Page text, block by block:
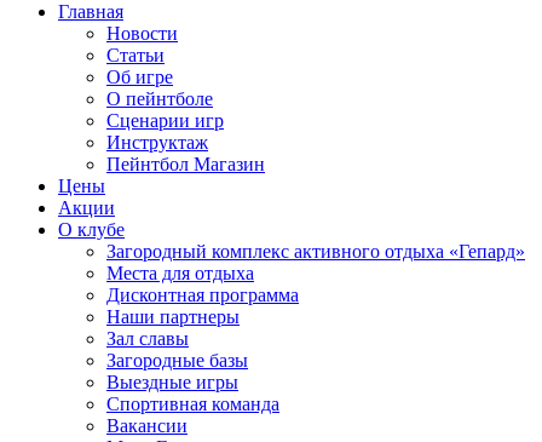
Главная
Новости
Статьи
Об игре
О пейнтболе
Сценарии игр
Инструктаж
Пейнтбол Магазин
Цены
Акции
О клубе
Загородный комплекс активного отдыха «Гепард»
Места для отдыха
Дисконтная программа
Наши партнеры
Зал славы
Загородные базы
Выездные игры
Спортивная команда
Вакансии